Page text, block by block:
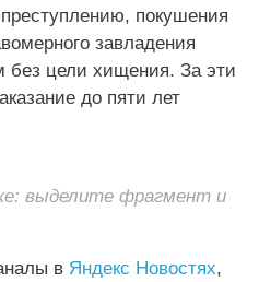
покушения
завладения
без цели хищения. За эти
до пяти лет
выделите фрагмент и
в Яндекс Новостях,